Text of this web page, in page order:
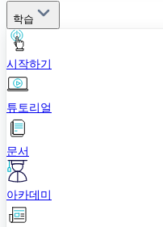
학습
시작하기
튜토리얼
문서
아카데미